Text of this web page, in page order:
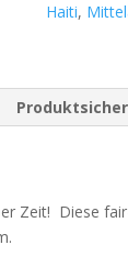
Haiti,
Zeit! Diese